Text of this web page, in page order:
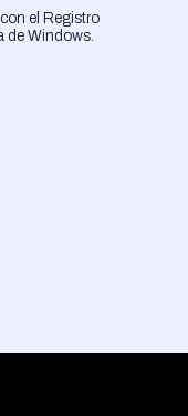
el Registro
de Windows.